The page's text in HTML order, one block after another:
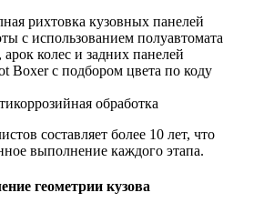
рихтовка кузовных панелей
с использованием полуавтомата
колес и задних панелей
Boxer с подбором цвета по коду
обработка
составляет более 10 лет, что
выполнение каждого этапа.
геометрии кузова